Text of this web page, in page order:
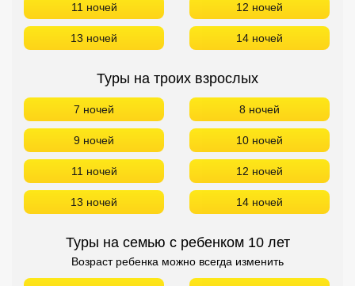
11 ночей 12 ночей
13 ночей 14 ночей
Туры на троих взрослых
7 ночей 8 ночей
9 ночей 10 ночей
11 ночей 12 ночей
13 ночей 14 ночей
Туры на семью с ребенком 10 лет
Возраст ребенка можно всегда изменить